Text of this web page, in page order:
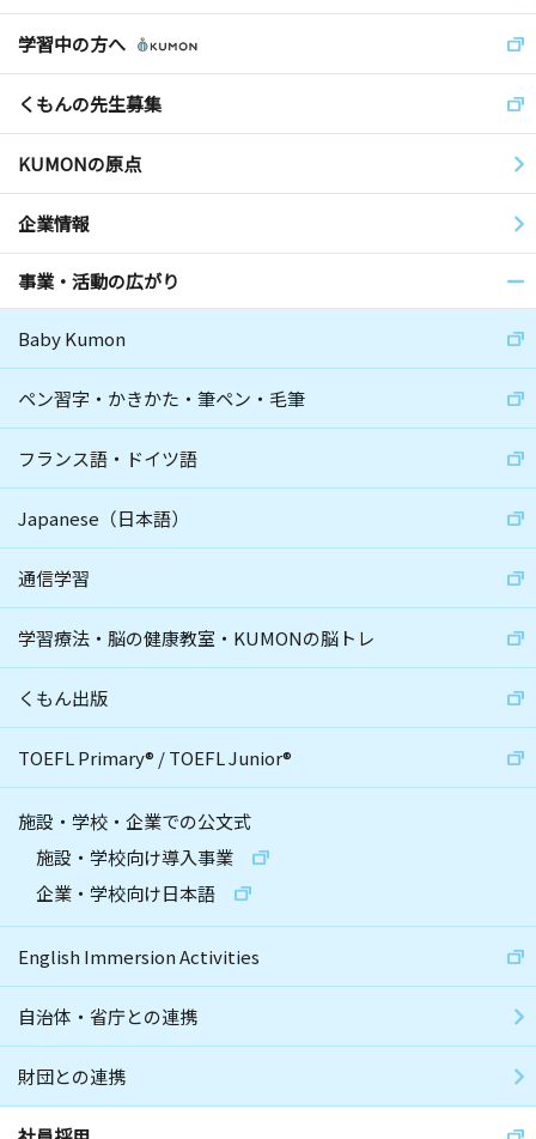
学習中の方へ
くもんの先生募集
KUMONの原点
企業情報
事業・活動の広がり
Baby Kumon
ペン習字・かきかた・筆ペン・毛筆
フランス語・ドイツ語
Japanese（日本語）
通信学習
学習療法・脳の健康教室・KUMONの脳トレ
くもん出版
TOEFL Primary® /TOEFL Junior®
施設・学校・企業での公文式
施設・学校向け導入事業
企業・学校向け日本語
English Immersion Activities
自治体・省庁との連携
財団との連携